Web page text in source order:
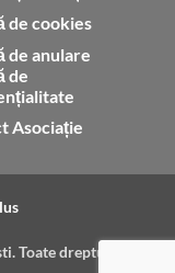
de cookies
de anulare
de
Asociație
Toate drepturile